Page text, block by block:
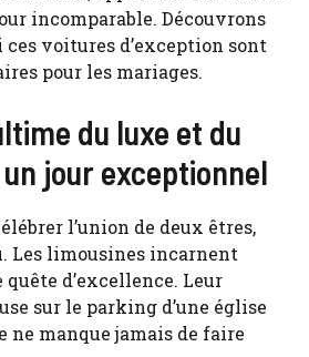
incomparable. Découvrons
ces voitures d’exception sont
pour les mariages.
du luxe et du
jour exceptionnel
l’union de deux êtres,
Les limousines incarnent
d’excellence. Leur
sur le parking d’une église
ne manque jamais de faire